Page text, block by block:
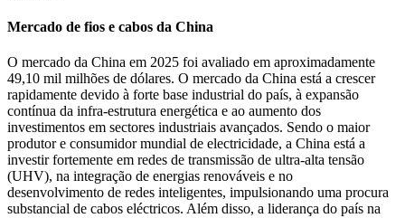
Mercado de fios e cabos da China
O mercado da China em 2025 foi avaliado em aproximadamente
49,10 mil milhões de dólares. O mercado da China está a crescer
rapidamente devido à forte base industrial do país, à expansão
contínua da infra-estrutura energética e ao aumento dos
investimentos em sectores industriais avançados. Sendo o maior
produtor e consumidor mundial de electricidade, a China está a
investir fortemente em redes de transmissão de ultra-alta tensão
(UHV), na integração de energias renováveis ​​e no
desenvolvimento de redes inteligentes, impulsionando uma procura
substancial de cabos eléctricos. Além disso, a liderança do país na